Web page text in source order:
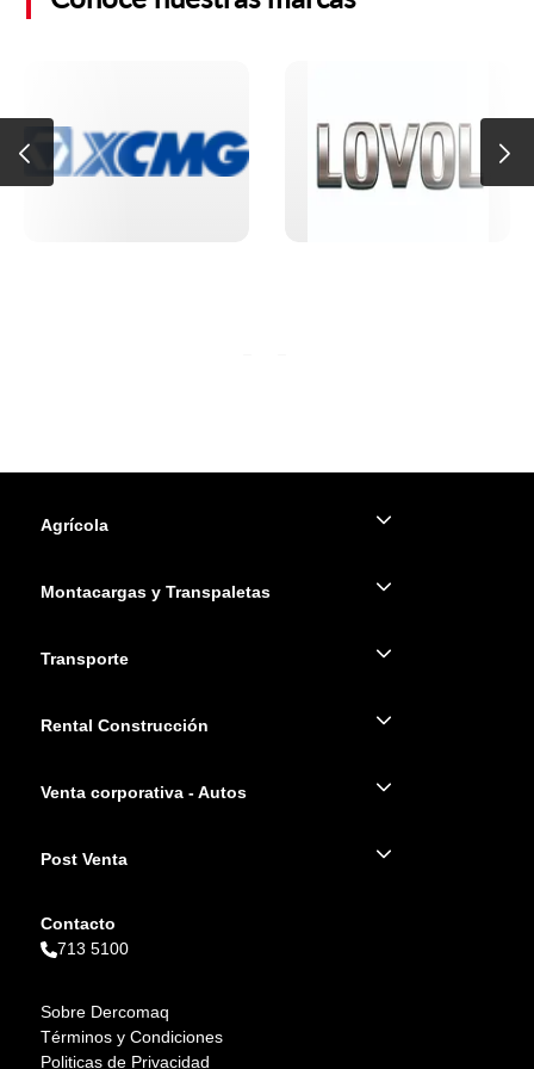
Agrícola
Montacargas y Transpaletas
Transporte
Rental Construcción
Venta corporativa - Autos
Post Venta
Contacto
713 5100
Sobre Dercomaq
Términos y Condiciones
Politicas de Privacidad